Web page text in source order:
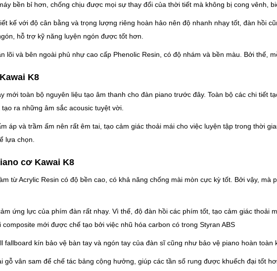
bền bỉ hơn, chống chịu được mọi sự thay đổi của thời tiết mà không bị cong vênh,
kế với độ cân bằng và trọng lượng riêng hoàn hảo nên độ nhanh nhạy tốt, đàn hồi
hỗ trợ kỹ năng luyện ngón được tốt hơn.
lõi và bên ngoài phủ nhự cao cấp Phenolic Resin, có độ nhám và bền màu. Bởi thế,
K8
mới toàn bộ nguyên liệu tạo âm thanh cho đàn piano trước đây. Toàn bộ các chi tiết
ra những âm sắc acousic tuyệt vời.
áp và trầm ấm nên rất êm tai, tạo cảm giác thoải mái cho việc luyện tập trong thời
lựa chọn.
cơ Kawai K8
từ Acrylic Resin có độ bền cao, có khả năng chống mài mòn cực kỳ tốt. Bởi vậy, mà
ứng lực của phím đàn rất nhạy. Vì thế, độ đàn hồi các phím tốt, tạo cảm giác
mới được chế tạo bởi việc nhũ hóa carbon có trong Styran ABS
fallboard kín bảo vệ bàn tay và ngón tay của đàn sĩ cũng như bảo vệ piano hoàn toàn
gỗ vân sam để chế tác bảng cộng hưởng, giúp các tần số rung được khuếch đại tốt